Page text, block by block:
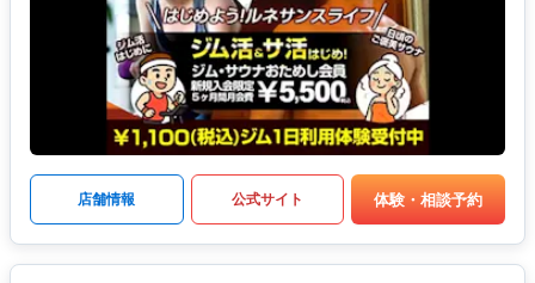
店舗情報 公式サイト 体験・相談予約